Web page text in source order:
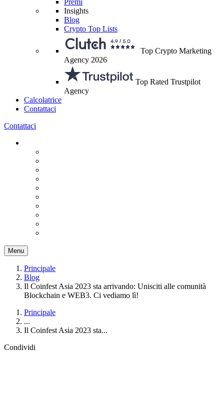
Premi
Insights
Blog
Crypto Top Lists
Top Crypto Marketing
Agency 2026
Top Rated Trustpilot
Agency
Calcolatrice
Contattaci
Contattaci
Menu
Principale
Blog
Il Coinfest Asia 2023 sta arrivando: Unisciti alle comunità
Blockchain e WEB3. Ci vediamo lì!
Principale
...
Il Coinfest Asia 2023 sta...
Condividi